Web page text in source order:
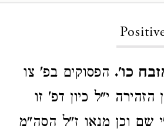
כו'. הפסוקים בפ' צו
י"ל כיון דפ' זו
שם וכן מנאו ז"ל הסה"מ